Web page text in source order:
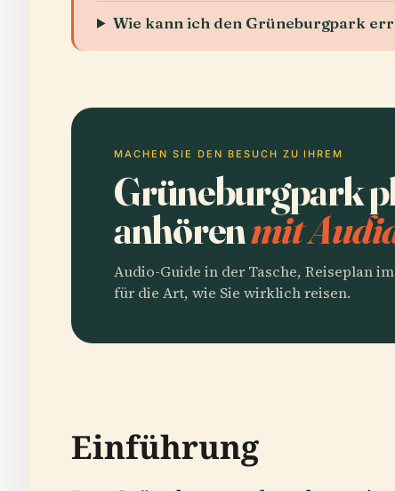
Wie kann ich den Grüneburgpark
MACHEN SIE DEN BESUCH ZU IHREM
Grüneburgpark
anhörenmit
Audio-Guide in der Tasche, Reiseplan
für die Art, wie Sie wirklich reisen.
Einführung